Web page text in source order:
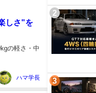
しさ"を
の軽さ・中
ハマ学長